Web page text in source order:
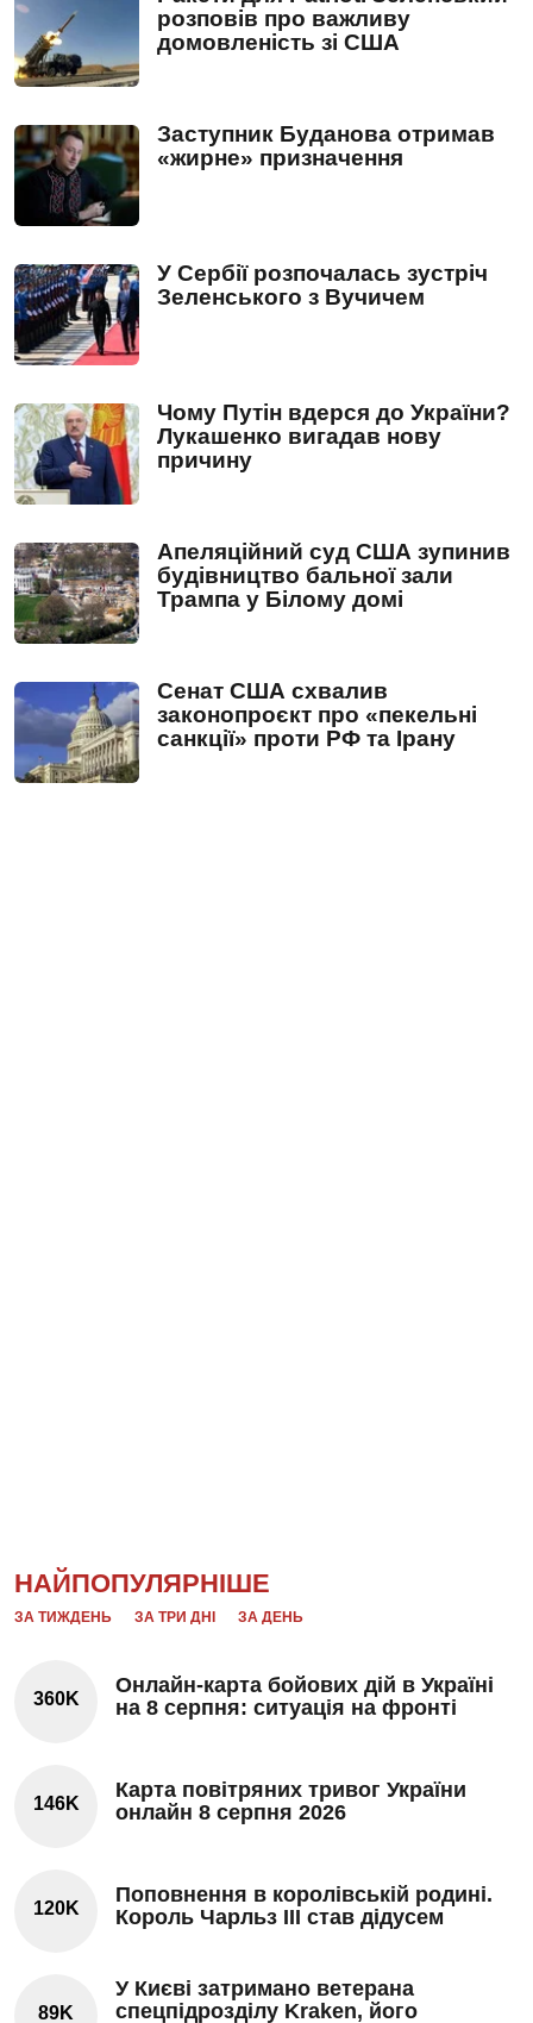
розповів про важливу
домовленість зі США
Заступник Буданова отримав
«жирне» призначення
У Сербії розпочалась зустріч
Зеленського з Вучичем
Чому Путін вдерся до України?
Лукашенко вигадав нову
причину
Апеляційний суд США зупинив
будівництво бальної зали
Трампа у Білому домі
Сенат США схвалив
законопроєкт про «пекельні
санкції» проти РФ та Ірану
НАЙПОПУЛЯРНІШЕ
ЗА ТИЖДЕНЬ ЗА ТРИ ДНІ ЗА ДЕНЬ
360K
Онлайн-карта бойових дій в Україні
на 8 серпня: ситуація на фронті
146K
Карта повітряних тривог України
онлайн 8 серпня 2026
120K
Поповнення в королівській родині.
Король Чарльз III став дідусем
89K
У Києві затримано ветерана
спецпідрозділу Kraken, його